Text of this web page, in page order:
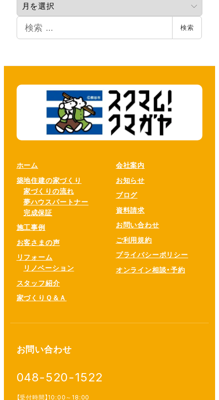
カ
検
検索
ホーム
築地住建の家づくり
家づくりの流れ
夢ハウスパートナー
完成保証
施工事例
お客さまの声
リフォーム
リノベーション
スタッフ紹介
家づくりＱ＆Ａ
会社案内
お知らせ
ブログ
資料請求
お問い合わせ
ご利用規約
プライバシーポリシー
オンライン相談・予約
お問い合わせ
048-520-1522
【受付時間】10:00～18:00